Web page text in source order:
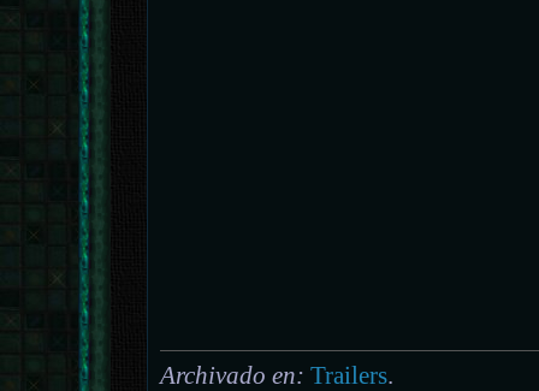
Archivado en: Trailers.